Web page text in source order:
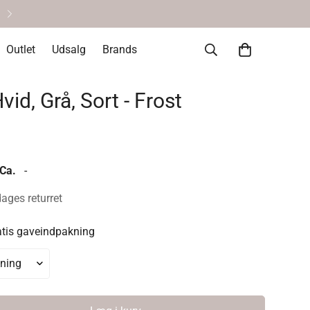
Outlet Udsalg Brands
Grå, Sort - Frost
-
returret
gaveindpakning